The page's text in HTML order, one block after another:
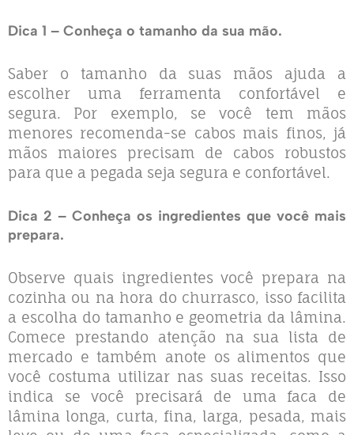
Dica 1 – Conheça o tamanho da sua mão.
Saber o tamanho da suas mãos ajuda a
escolher uma ferramenta confortável e
segura. Por exemplo, se você tem mãos
menores recomenda-se cabos mais finos, já
mãos maiores precisam de cabos robustos
para que a pegada seja segura e confortável.
Dica 2 – Conheça os ingredientes que você mais
prepara.
Observe quais ingredientes você prepara na
cozinha ou na hora do churrasco, isso facilita
a escolha do tamanho e geometria da lâmina.
Comece prestando atenção na sua lista de
mercado e também anote os alimentos que
você costuma utilizar nas suas receitas. Isso
indica se você precisará de uma faca de
lâmina longa, curta, fina, larga, pesada, mais